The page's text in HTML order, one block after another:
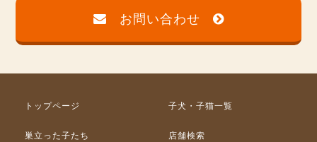
お問い合わせ
トップページ 子犬・子猫一覧
巣立った子たち 店舗検索